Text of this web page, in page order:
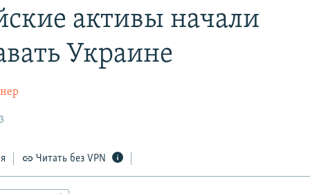
активы начали
Украине
Читать без VPN